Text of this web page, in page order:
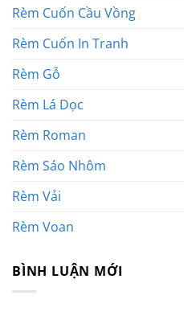
Rèm Cuốn Cầu Vồng
Rèm Cuốn In Tranh
Rèm Gỗ
Rèm Lá Dọc
Rèm Roman
Rèm Sáo Nhôm
Rèm Vải
Rèm Voan
BÌNH LUẬN MỚI